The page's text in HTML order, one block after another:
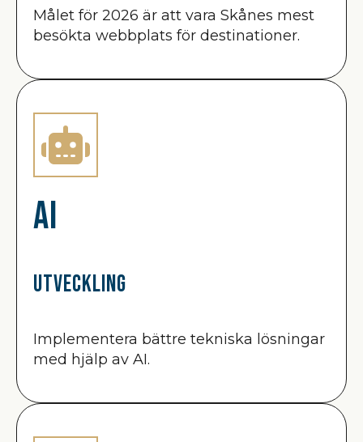
Målet för 2026 är att vara Skånes mest
besökta webbplats för destinationer.
AI
Utveckling
Implementera bättre tekniska lösningar
med hjälp av AI.